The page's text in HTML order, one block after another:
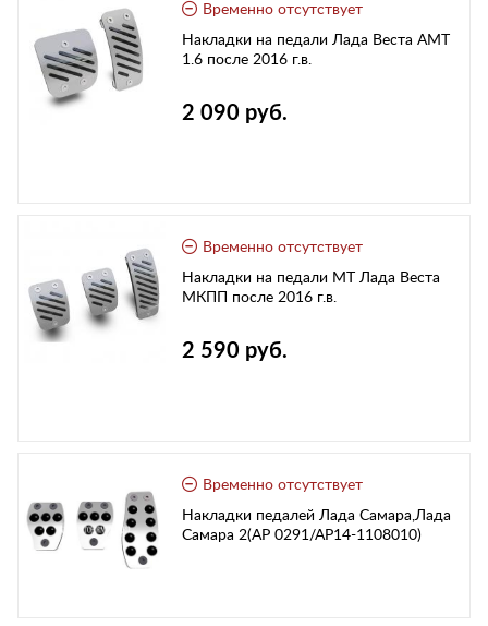
Временно отсутствует
Накладки на педали Лада Веста АМТ
1.6 после 2016 г.в.
2 090 руб.
Временно отсутствует
Накладки на педали MT Лада Веста
МКПП после 2016 г.в.
2 590 руб.
Временно отсутствует
Накладки педалей Лада Самара,Лада
Самара 2(АР 0291/АР14-1108010)